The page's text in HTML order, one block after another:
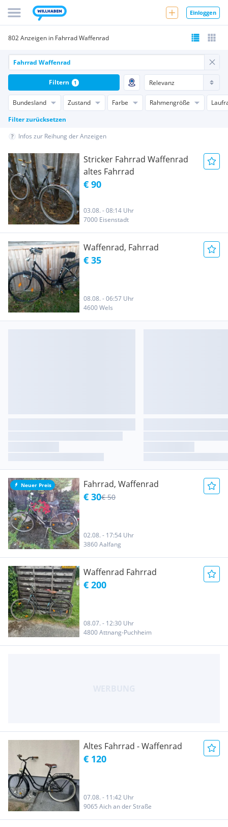
Einloggen
802 Anzeigen in Fahrrad Waffenrad
Bundesland Zustand Farbe Rahmengröße
Filter zurücksetzen
Filtern 1
Infos zur Reihung der Anzeigen
Stricker Fahrrad Waffenrad
altes Fahrrad
€ 90
03.08. - 08:14 Uhr
7000 Eisenstadt
Waffenrad, Fahrrad
€ 35
08.08. - 06:57 Uhr
4600 Wels
Neuer Preis Fahrrad, Waffenrad
€ 30€ 50
02.08. - 17:54 Uhr
3860 Aalfang
Waffenrad Fahrrad
€ 200
08.07. - 12:30 Uhr
4800 Attnang-Puchheim
Altes Fahrrad - Waffenrad
€ 120
07.08. - 11:42 Uhr
9065 Aich an der Straße